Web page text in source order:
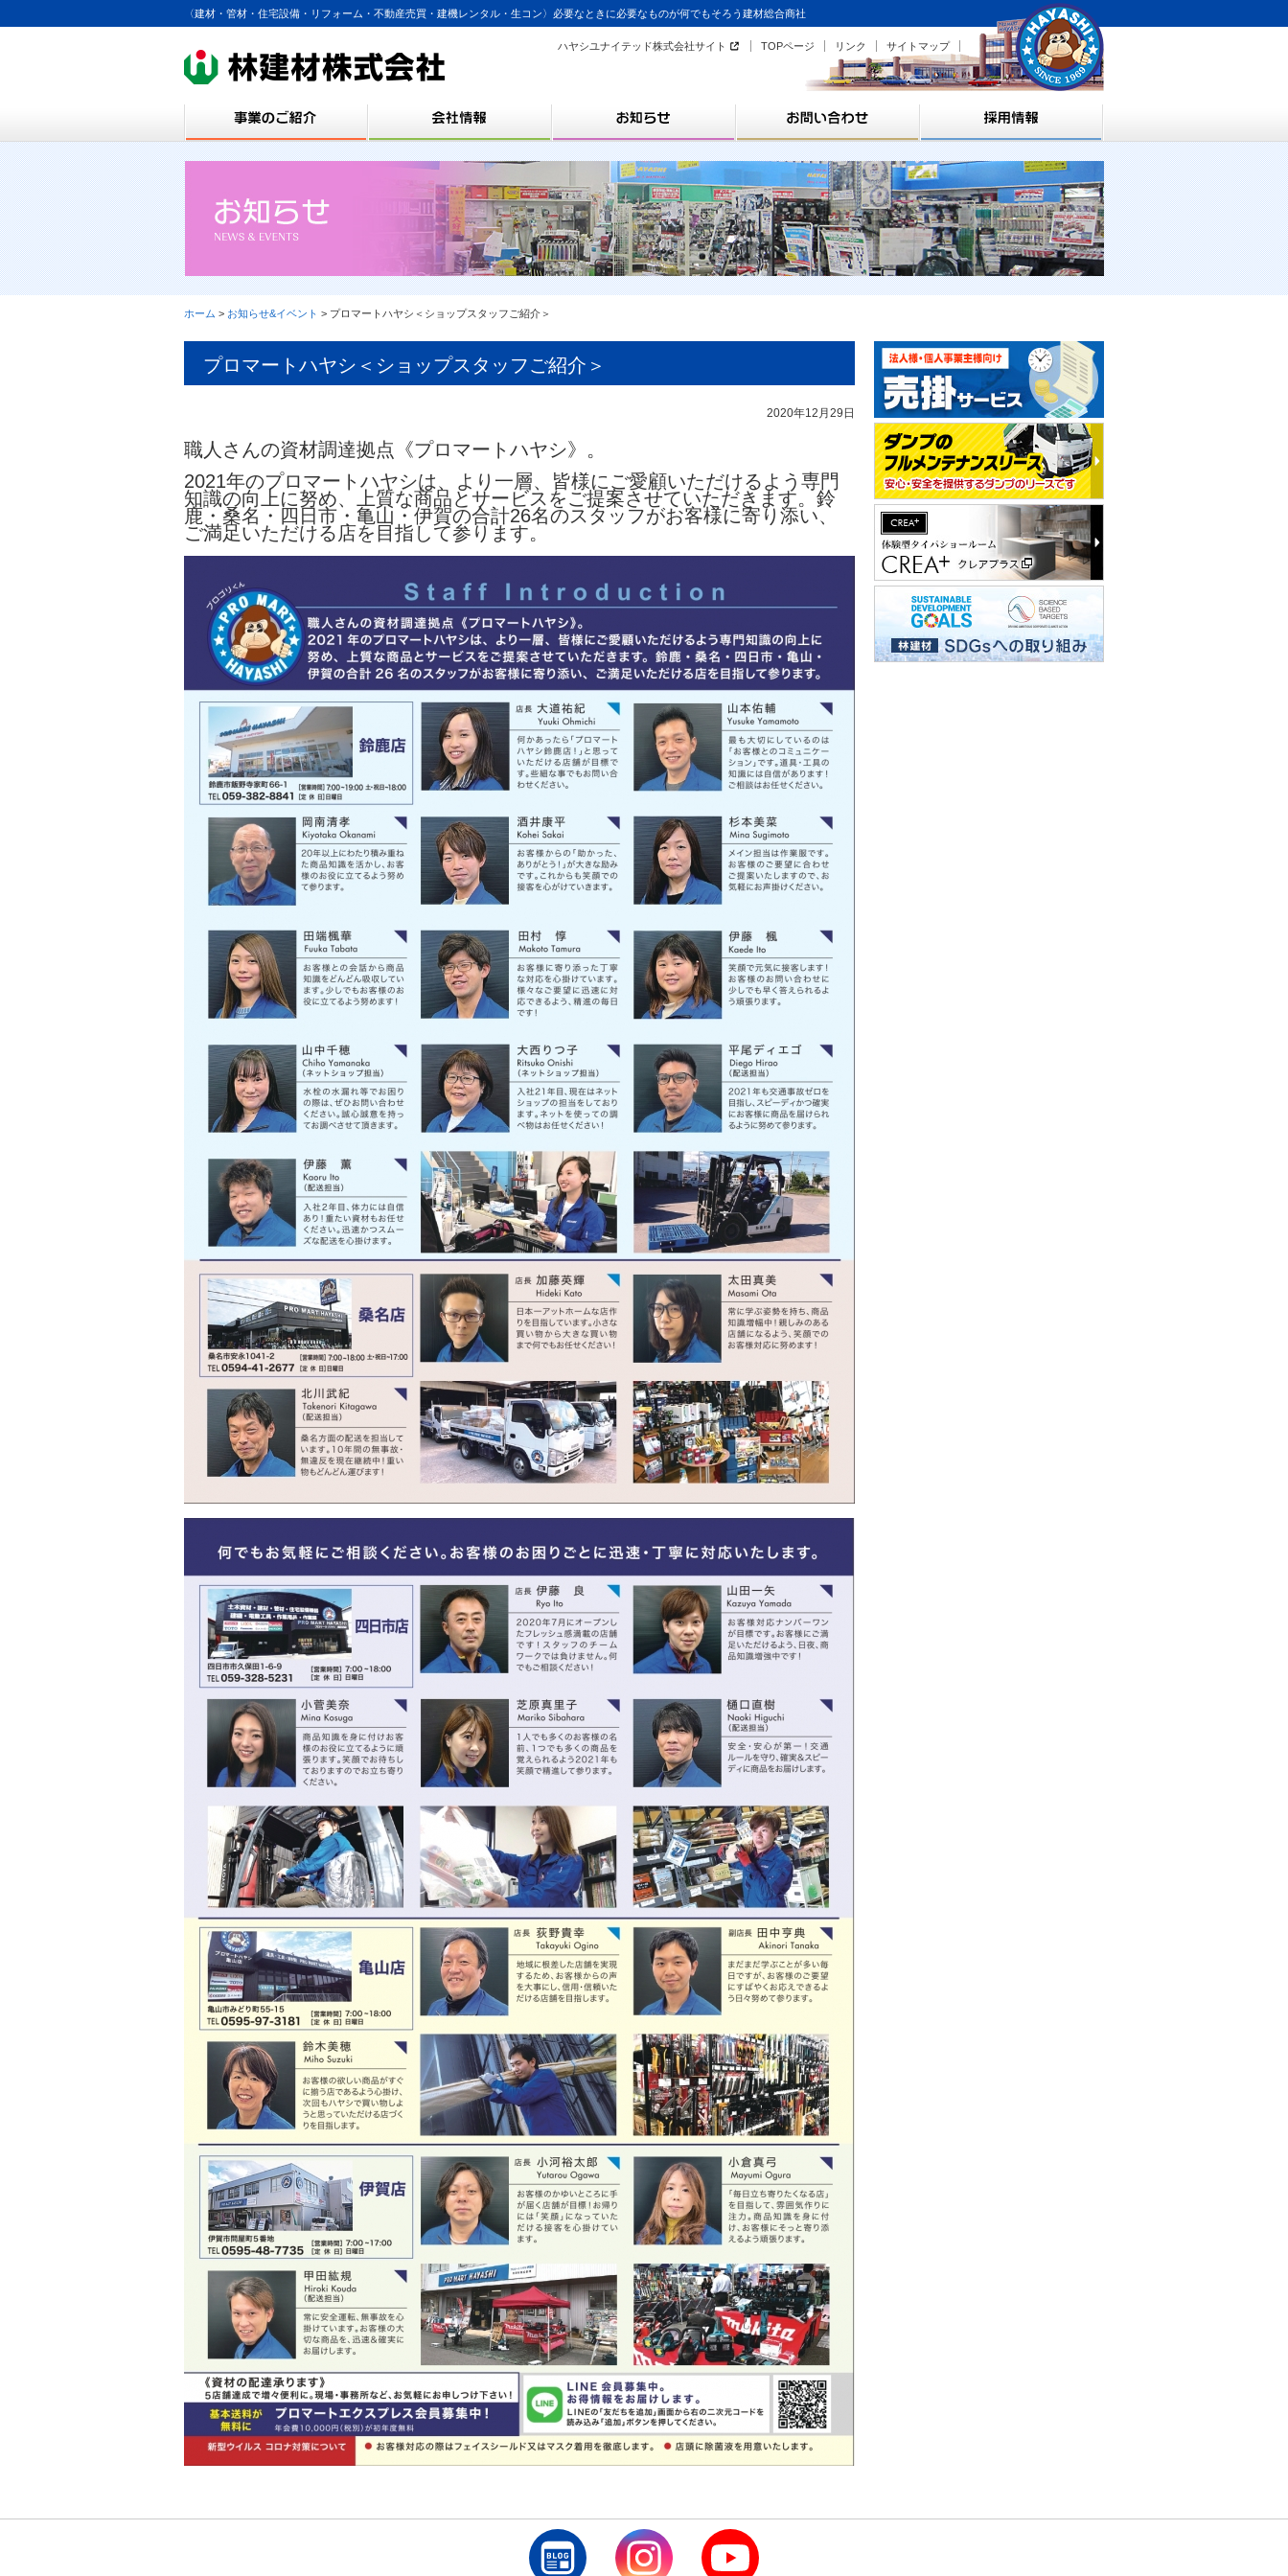
〈建材・管材・住宅設備・リフォーム・不動産売買・建機レンタル・生コン〉必要なときに必要なものが何でもそろう建材総合商社
ハヤシユナイテッド株式会社サイト TOPページ リンク サイトマップ
ホーム > お知らせ&イベント > プロマートハヤシ＜ショップスタッフご紹介＞
プロマートハヤシ＜ショップスタッフご紹介＞
2020年12月29日
職人さんの資材調達拠点《プロマートハヤシ》。
2021年のプロマートハヤシは、より一層、皆様にご愛顧いただけるよう専門
知識の向上に努め、上質な商品とサービスをご提案させていただきます。鈴
鹿・桑名・四日市・亀山・伊賀の合計26名のスタッフがお客様に寄り添い、
ご満足いただける店を目指して参ります。